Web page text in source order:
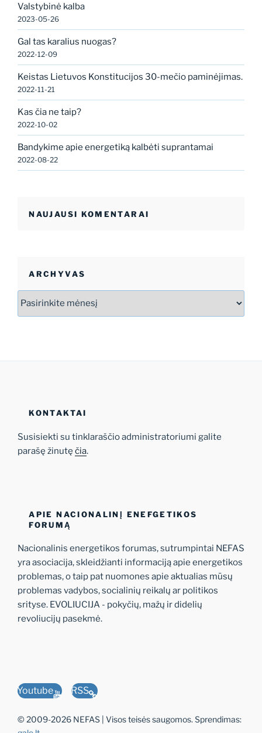
Valstybinė kalba
2023-05-26
Gal tas karalius nuogas?
2022-12-09
Keistas Lietuvos Konstitucijos 30-mečio paminėjimas.
2022-11-21
Kas čia ne taip?
2022-10-02
Bandykime apie energetiką kalbėti suprantamai
2022-08-22
NAUJAUSI KOMENTARAI
ARCHYVAS
Archyvas
KONTAKTAI
Susisiekti su tinklaraščio administratoriumi galite
parašę žinutę čia.
APIE NACIONALINĮ ENEFGETIKOS
FORUMĄ
Nacionalinis energetikos forumas, sutrumpintai NEFAS
yra asociacija, skleidžianti informaciją apie energetikos
problemas, o taip pat nuomones apie aktualias mūsų
problemas vadybos, socialinių reikalų ar politikos
srityse. EVOLIUCIJA - pokyčių, mažų ir didelių
revoliucijų pasekmė.
Youtube RSS
© 2009-2026 NEFAS | Visos teisės saugomos. Sprendimas: